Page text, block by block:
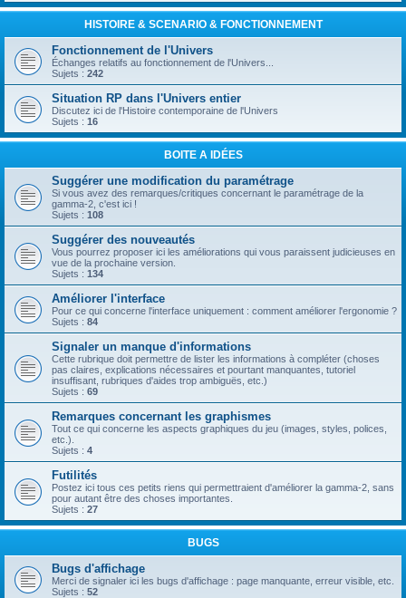
r
HISTOIRE & SCENARIO & FONCTIONNEMENT
Fonctionnement de l'Univers
Échanges relatifs au fonctionnement de l'Univers...
Sujets : 242
Situation RP dans l'Univers entier
Discutez ici de l'Histoire contemporaine de l'Univers
Sujets : 16
BOITE A IDÉES
Suggérer une modification du paramétrage
Si vous avez des remarques/critiques concernant le paramétrage de la
gamma-2, c'est ici !
Sujets : 108
Suggérer des nouveautés
Vous pourrez proposer ici les améliorations qui vous paraissent judicieuses en
vue de la prochaine version.
Sujets : 134
Améliorer l'interface
Pour ce qui concerne l'interface uniquement : comment améliorer l'ergonomie ?
Sujets : 84
Signaler un manque d'informations
Cette rubrique doit permettre de lister les informations à compléter (choses
pas claires, explications nécessaires et pourtant manquantes, tutoriel
insuffisant, rubriques d'aides trop ambiguës, etc.)
Sujets : 69
Remarques concernant les graphismes
Tout ce qui concerne les aspects graphiques du jeu (images, styles, polices,
etc.).
Sujets : 4
Futilités
Postez ici tous ces petits riens qui permettraient d'améliorer la gamma-2, sans
pour autant être des choses importantes.
Sujets : 27
BUGS
Bugs d'affichage
Merci de signaler ici les bugs d'affichage : page manquante, erreur visible, etc.
Sujets : 52